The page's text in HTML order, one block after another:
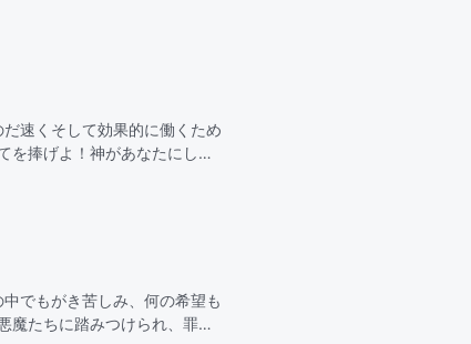
速くそして効果的に働くため
を捧げよ！神があなたにして
でもがき苦しみ、何の希望も
魔たちに踏みつけられ、罪の